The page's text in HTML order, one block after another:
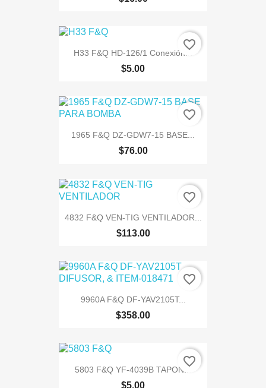
H33 F&Q HD-126/1 Conexión...
$5.00
favorite_border
1965 F&Q DZ-GDW7-15 BASE...
$76.00
favorite_border
4832 F&Q VEN-TIG VENTILADOR...
$113.00
favorite_border
9960A F&Q DF-YAV2105T...
$358.00
favorite_border
5803 F&Q YF-4039B TAPON...
$5.00
favorite_border